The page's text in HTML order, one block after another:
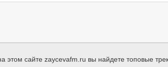
сайте zaycevafm.ru вы найдете топовые